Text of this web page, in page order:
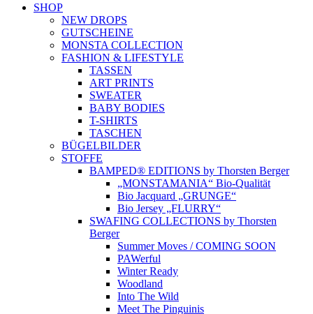
SHOP
NEW DROPS
GUTSCHEINE
MONSTA COLLECTION
FASHION & LIFESTYLE
TASSEN
ART PRINTS
SWEATER
BABY BODIES
T-SHIRTS
TASCHEN
BÜGELBILDER
STOFFE
BAMPED® EDITIONS by Thorsten Berger
„MONSTAMANIA“ Bio-Qualität
Bio Jacquard „GRUNGE“
Bio Jersey „FLURRY“
SWAFING COLLECTIONS by Thorsten
Berger
Summer Moves / COMING SOON
PAWerful
Winter Ready
Woodland
Into The Wild
Meet The Pinguinis